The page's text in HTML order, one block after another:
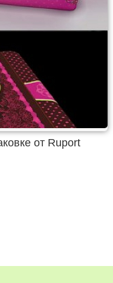
от Ruport